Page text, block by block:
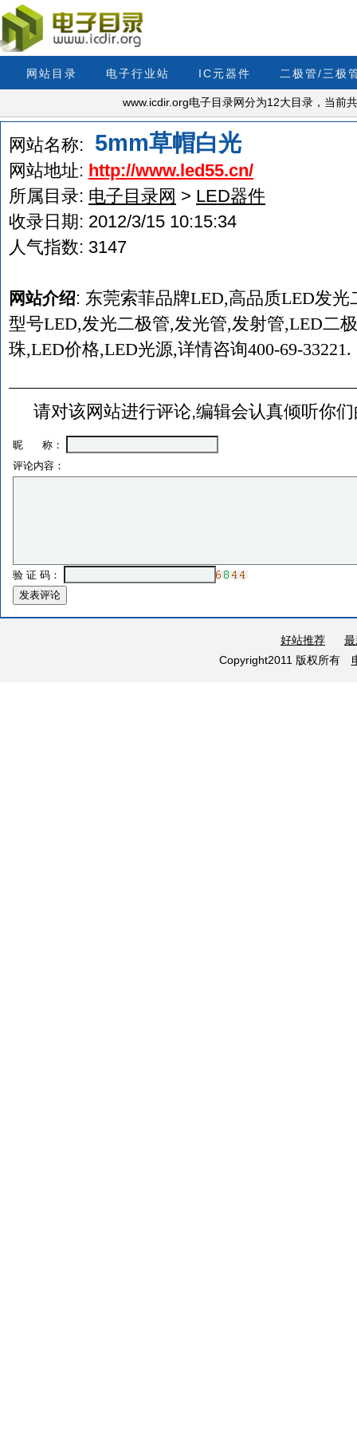
网站目录 电子行业站 IC元器件 二极管/三极
www.icdir.org电子目录网分为12大目录，当前
网站名称: 5mm草帽白光
网站地址: http://www.led55.cn/
所属目录: 电子目录网 > LED器件
收录日期: 2012/3/15 10:15:34
人气指数: 3147
网站介绍: 东莞索菲品牌LED,高品质LED发
型号LED,发光二极管,发光管,发射管,LED二
珠,LED价格,LED光源,详情咨询400-69-33221.
请对该网站进行评论,编辑会认真倾听你
昵 称：
评论内容：
验 证 码：
好站推荐
Copyright2011 版权所有